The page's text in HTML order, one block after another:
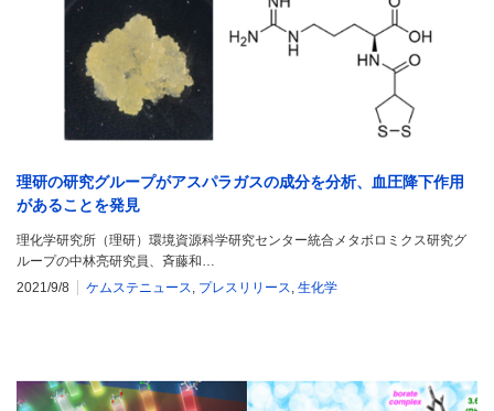
理研の研究グループがアスパラガスの成分を分析、血圧降下作用
があることを発見
理化学研究所（理研）環境資源科学研究センター統合メタボロミクス研究グ
ループの中林亮研究員、斉藤和…
2021/9/8
ケムステニュース プレスリリース 生化学